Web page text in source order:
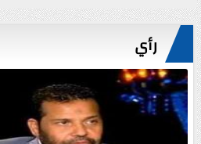
رأي